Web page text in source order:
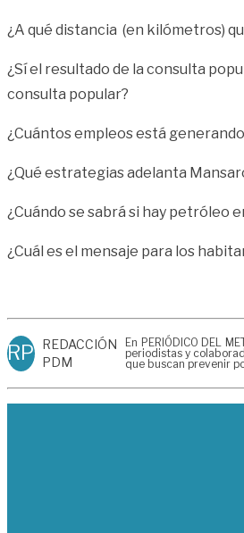
¿A qué distancia (en kilómetros)
¿Sí el resultado de la consulta
consulta popular?
¿Cuántos empleos está
¿Qué estrategias adelanta
¿Cuándo se sabrá si hay petróleo
¿Cuál es el mensaje para los
RP REDACCIÓN
PDM
En PERIÓDICO DEL
periodistas y
que buscan prevenir